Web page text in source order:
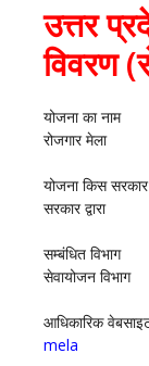
उत्तर
विवरण
योजना
रोजगार मेला
योजना
सरकार द्वारा
सेवायोजन विभाग
mela